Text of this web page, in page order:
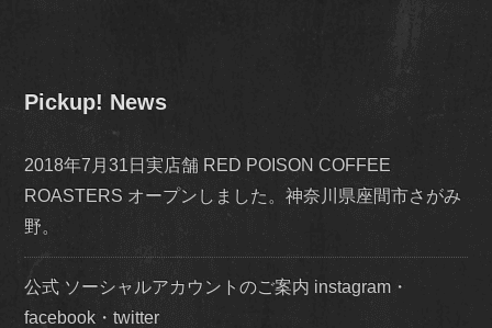
Pickup! News
2018年7月31日実店舗 RED POISON COFFEE
ROASTERS オープンしました。神奈川県座間市さがみ
野。
公式 ソーシャルアカウントのご案内 instagram・
facebook・twitter